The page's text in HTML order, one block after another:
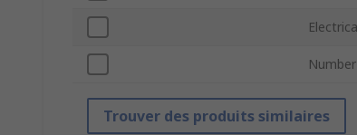
Trouver des produits similaires